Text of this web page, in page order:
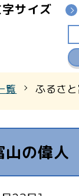
サイズ
覧 ふるさ
山の偉